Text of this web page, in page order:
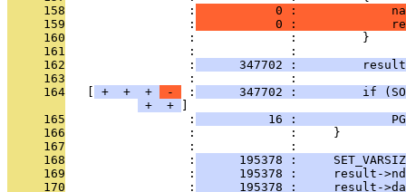
     158
                 :
0 :
     159
                 :
0 :
     160
                 :             :         }
     161
                 :             :
     162
                 :
347702 :
     163
:             :
     164
+ + + - :
347702 :         if
+
+
     165
                 :
16 :
     166
                 :             :     }
     167
                 :             :
     168
                 :
195378 :
     169
                 :
195378 :     result-
     170
                 :
195378 :     result-